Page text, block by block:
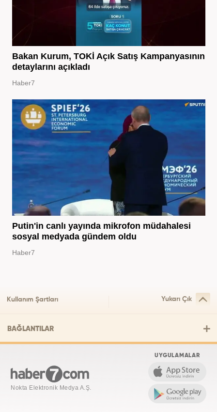
Bakan Kurum, TOKİ Açık Satış Kampanyasının
detaylarını açıkladı
Haber7
Putin'in canlı yayında mikrofon müdahalesi
sosyal medyada gündem oldu
Haber7
Kullanım Şartları Yukarı Çık
BAĞLANTILAR
Nokta Elektronik Medya A.Ş.
UYGULAMALAR